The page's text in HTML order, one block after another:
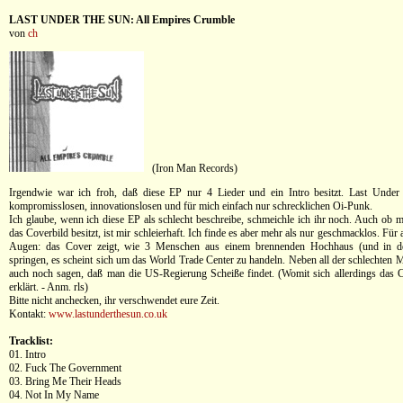
LAST UNDER THE SUN: All Empires Crumble
von ch
(Iron Man Records)
Irgendwie war ich froh, daß diese EP nur 4 Lieder und ein Intro besitzt. Last Under
kompromisslosen, innovationslosen und für mich einfach nur schrecklichen Oi-Punk.
Ich glaube, wenn ich diese EP als schlecht beschreibe, schmeichle ich ihr noch. Auch ob
das Coverbild besitzt, ist mir schleierhaft. Ich finde es aber mehr als nur geschmacklos. Für
Augen: das Cover zeigt, wie 3 Menschen aus einem brennenden Hochhaus (und in
springen, es scheint sich um das World Trade Center zu handeln. Neben all der schlechten
auch noch sagen, daß man die US-Regierung Scheiße findet. (Womit sich allerdings das
erklärt. - Anm. rls)
Bitte nicht anchecken, ihr verschwendet eure Zeit.
Kontakt: www.lastunderthesun.co.uk
Tracklist:
01. Intro
02. Fuck The Government
03. Bring Me Their Heads
04. Not In My Name